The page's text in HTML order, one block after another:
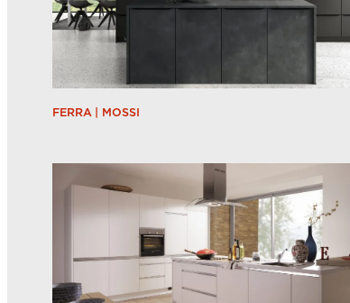
FERRA | MOSSI